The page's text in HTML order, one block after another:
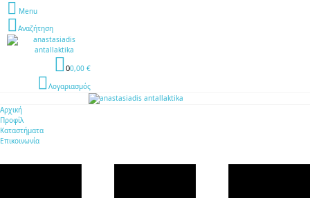
Menu
Αναζήτηση
00,00 €
Λογαριασμός
Αρχική
Προφίλ
Καταστήματα
Επικοινωνία